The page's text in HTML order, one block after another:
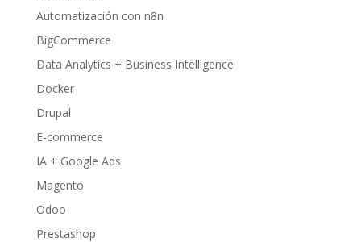
Automatización con n8n
BigCommerce
Data Analytics + Business Intelligence
Docker
Drupal
E-commerce
IA + Google Ads
Magento
Odoo
Prestashop